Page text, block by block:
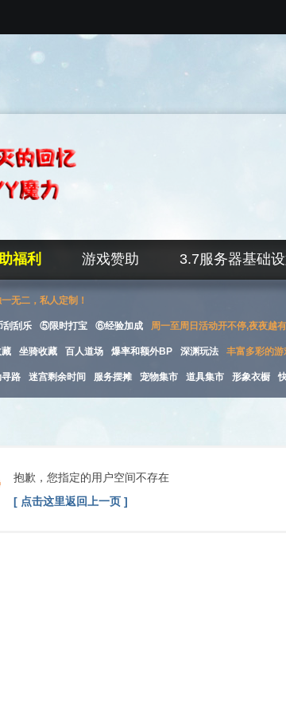
福利 游戏赞助 3.7服务器基础
无二，私人定制！
刮乐 ⑤限时打宝 ⑥经验加成 周一至周日活动开不停,夜夜越有
坐骑收藏 百人道场 爆率和额外BP 深渊玩法 丰富多彩的游
寻路 迷宫剩余时间 服务摆摊 宠物集市 道具集市 形象衣橱
抱歉，您指定的用户空间不存在
[ 点击这里返回上一页 ]